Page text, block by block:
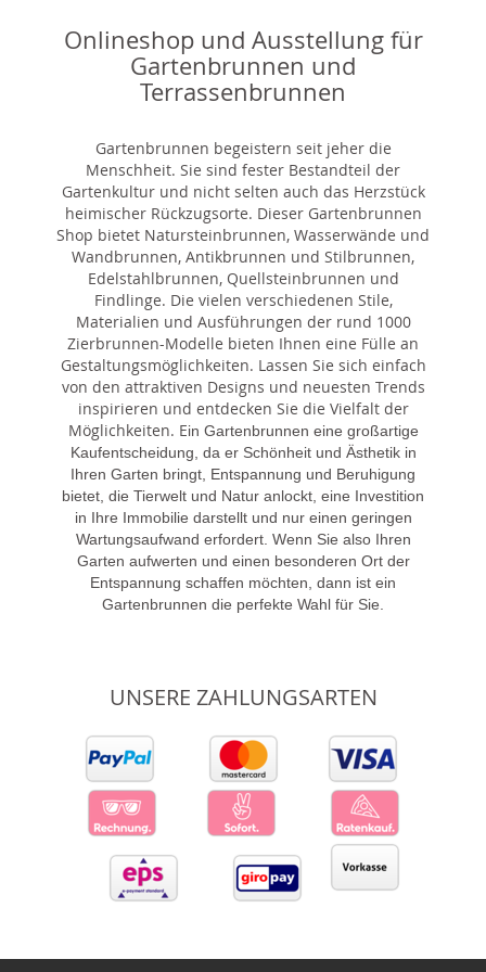
Onlineshop und Ausstellung für
Gartenbrunnen und
Terrassenbrunnen
Gartenbrunnen begeistern seit jeher die
Menschheit. Sie sind fester Bestandteil der
Gartenkultur und nicht selten auch das Herzstück
heimischer Rückzugsorte. Dieser Gartenbrunnen
Shop bietet Natursteinbrunnen, Wasserwände und
Wandbrunnen, Antikbrunnen und Stilbrunnen,
Edelstahlbrunnen, Quellsteinbrunnen und
Findlinge. Die vielen verschiedenen Stile,
Materialien und Ausführungen der rund 1000
Zierbrunnen-Modelle bieten Ihnen eine Fülle an
Gestaltungsmöglichkeiten. Lassen Sie sich einfach
von den attraktiven Designs und neuesten Trends
inspirieren und entdecken Sie die Vielfalt der
Möglichkeiten. Ein Gartenbrunnen eine großartige
Kaufentscheidung, da er Schönheit und Ästhetik in
Ihren Garten bringt, Entspannung und Beruhigung
bietet, die Tierwelt und Natur anlockt, eine Investition
in Ihre Immobilie darstellt und nur einen geringen
Wartungsaufwand erfordert. Wenn Sie also Ihren
Garten aufwerten und einen besonderen Ort der
Entspannung schaffen möchten, dann ist ein
Gartenbrunnen die perfekte Wahl für Sie.
UNSERE ZAHLUNGSARTEN